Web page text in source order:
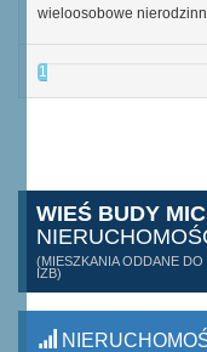
wieloosobowe
1
WIEŚ BUDY
(MIESZKANIA ODDANE
IZB)